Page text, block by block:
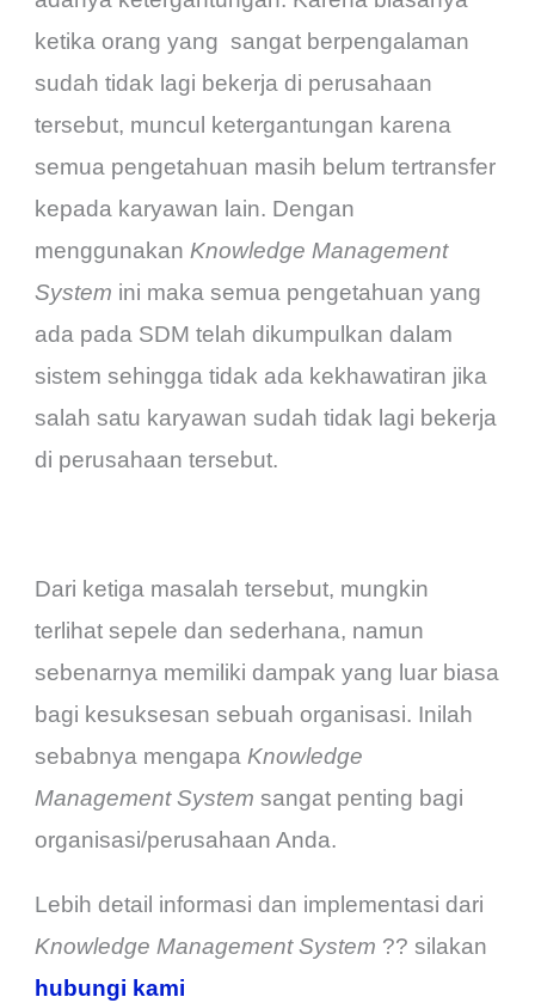
ketika orang yang sangat berpengalaman
sudah tidak lagi bekerja di perusahaan
tersebut, muncul ketergantungan karena
semua pengetahuan masih belum tertransfer
kepada karyawan lain. Dengan
menggunakan Knowledge Management
System ini maka semua pengetahuan yang
ada pada SDM telah dikumpulkan dalam
sistem sehingga tidak ada kekhawatiran jika
salah satu karyawan sudah tidak lagi bekerja
di perusahaan tersebut.
Dari ketiga masalah tersebut, mungkin
terlihat sepele dan sederhana, namun
sebenarnya memiliki dampak yang luar biasa
bagi kesuksesan sebuah organisasi. Inilah
sebabnya mengapa Knowledge
Management System sangat penting bagi
organisasi/perusahaan Anda.
Lebih detail informasi dan implementasi dari
Knowledge Management System ?? silakan
hubungi kami